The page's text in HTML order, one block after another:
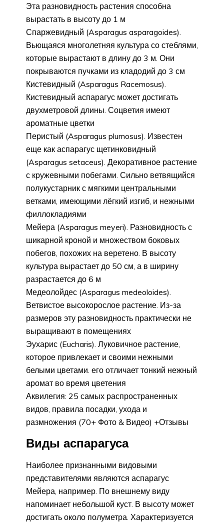
Эта разновидность растения способна
вырастать в высоту до 1 м
Спаржевидный (Asparagus asparagoides).
Вьющаяся многолетняя культура со стеблями,
которые вырастают в длину до 3 м. Они
покрываются пучками из кладодий до 3 см
Кистевидный (Asparagus Racemosus).
Кистевидный аспарагус может достигать
двухметровой длины. Соцветия имеют
ароматные цветки
Перистый (Asparagus plumosus). Известен
еще как аспарагус щетинковидный
(Asparagus setaceus). Декоративное растение
с кружевными побегами. Сильно ветвящийся
полукустарник с мягкими центральными
ветками, имеющими лёгкий изгиб, и нежными
филлокладиями
Мейера (Asparagus meyeri). Разновидность с
шикарной кроной и множеством боковых
побегов, похожих на веретено. В высоту
культура вырастает до 50 см, а в ширину
разрастается до 6 м
Медеолойдес (Asparagus medeoloides).
Ветвистое высокорослое растение. Из-за
размеров эту разновидность практически не
выращивают в помещениях
Эухарис (Eucharis). Луковичное растение,
которое привлекает и своими нежными
белыми цветами. его отличает тонкий нежный
аромат во время цветения
Аквилегия: 25 самых распространенных
видов, правила посадки, ухода и
размножения (70+ Фото & Видео) +Отзывы
Виды аспарагуса
Наиболее признанными видовыми
представителями являются аспарагус
Мейера, например. По внешнему виду
напоминает небольшой куст. В высоту может
достигать около полуметра. Характеризуется